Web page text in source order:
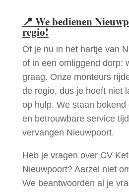
📍 We bedienen
regio!
Of je nu in het hartje van
of in een omliggend dorp:
graag. Onze monteurs
de regio, dus je hoeft niet
op hulp. We staan
en betrouwbare service
vervangen Nieuwpoort.
Heb je vragen over CV
Nieuwpoort? Aarzel niet
We beantwoorden al je